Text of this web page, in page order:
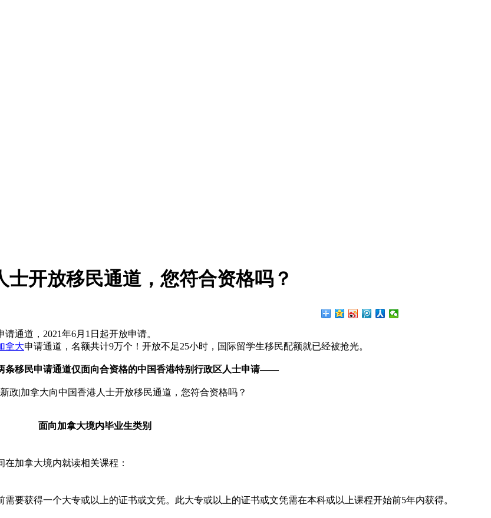
开放移民通道，您符合资格吗？
通道，2021年6月1日起开放申请。
拿大申请通道，名额共计9万个！开放不足25小时，国际留学生移民配额就已经被抢光。
条移民申请通道仅面向合资格的中国香港特别行政区人士申请——
面向加拿大境内毕业生类别
加拿大境内就读相关课程：
要获得一个大专或以上的证书或文凭。此大专或以上的证书或文凭需在本科或以上课程开始前5年内获得。